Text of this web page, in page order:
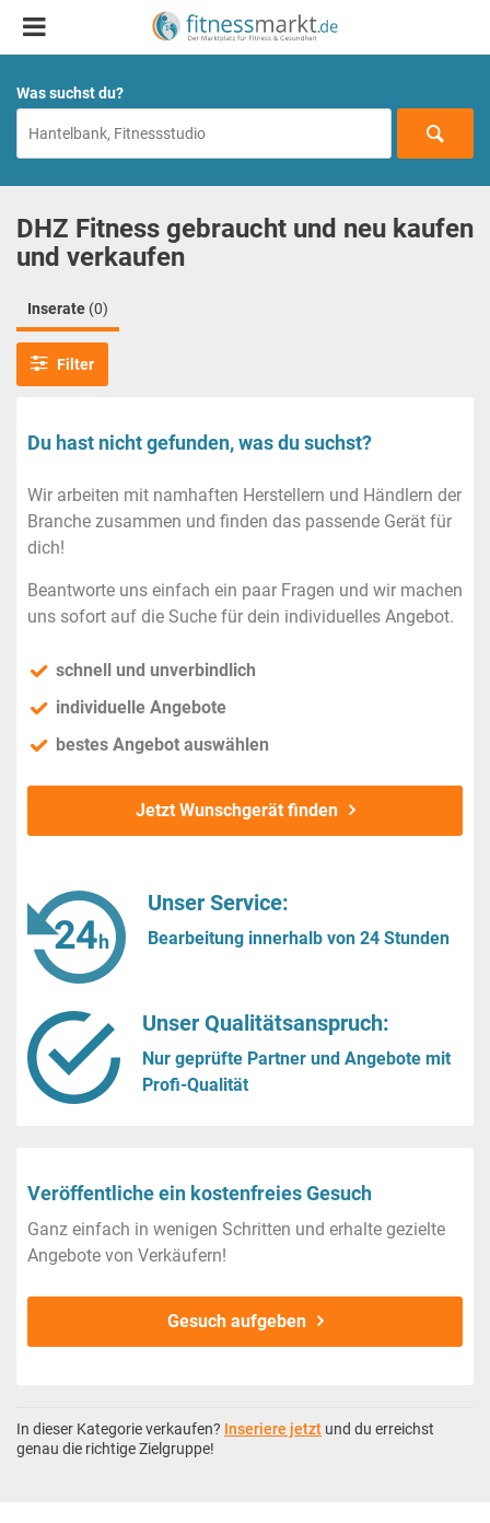
Was suchst du?
DHZ Fitness gebraucht und neu kaufen
und verkaufen
Inserate (0)
Filter
Du hast nicht gefunden, was du suchst?
Wir arbeiten mit namhaften Herstellern und Händlern der
Branche zusammen und finden das passende Gerät für
dich!
Beantworte uns einfach ein paar Fragen und wir machen
uns sofort auf die Suche für dein individuelles Angebot.
schnell und unverbindlich
individuelle Angebote
bestes Angebot auswählen
Jetzt Wunschgerät finden
Unser Service:
Bearbeitung innerhalb von 24 Stunden
Unser Qualitätsanspruch:
Nur geprüfte Partner und Angebote mit
Profi-Qualität
Veröffentliche ein kostenfreies Gesuch
Ganz einfach in wenigen Schritten und erhalte gezielte
Angebote von Verkäufern!
Gesuch aufgeben
In dieser Kategorie verkaufen? Inseriere jetzt und du erreichst
genau die richtige Zielgruppe!